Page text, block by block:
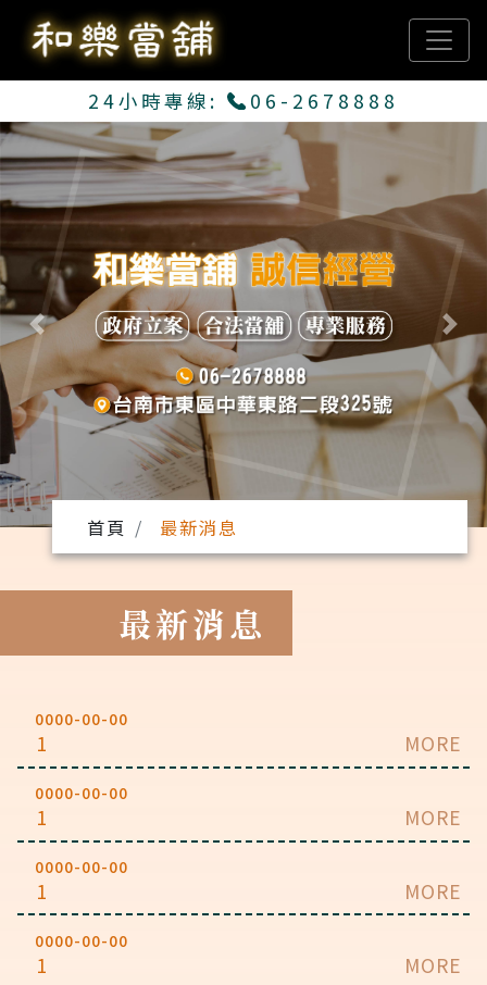
24小時專線: 06-2678888
Previous Next
首頁 最新消息
最新消息
0000-00-00
1 MORE
0000-00-00
1 MORE
0000-00-00
1 MORE
0000-00-00
1 MORE